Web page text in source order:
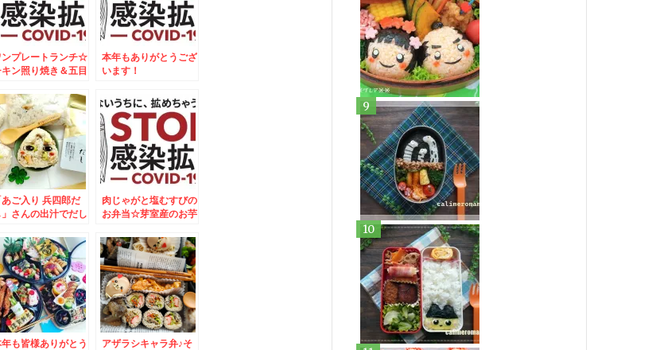
ンプレートランチ☆
ン照り焼き＆五目
ト☆
本年もありがとうござ
います！
あご入り 兵四郎だ
」さんの出汁でだし
肉じゃがと塩むすびの
お弁当☆芽室産のお芋
～＾＾
も皆様ありがとう
アザラシキャラ弁♪そ